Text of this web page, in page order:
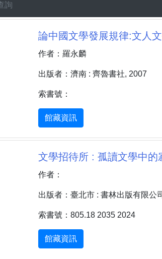
詢
論中國文學發展規律:文人
作者：羅永麟
出版者：濟南 : 齊魯書社, 2007
索書號：
館藏資訊
文學招待所 : 孤讀文學中
作者：
出版者：臺北市 : 書林出版有限公
索書號：805.18 2035 2024
館藏資訊